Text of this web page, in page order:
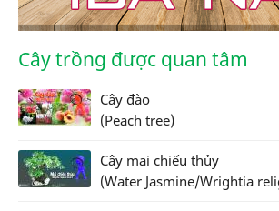
Cây trồng được quan tâm
Cây đào
(Peach tree)
Cây mai chiếu thủy
(Water Jasmine/Wrightia